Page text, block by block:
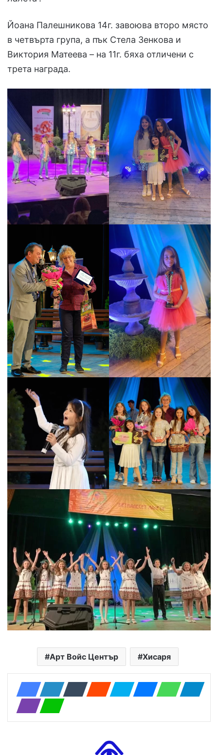
Йоана Палешникова 14г. завоюва второ място
в четвърта група, а пък Стела Зенкова и
Виктория Матеева – на 11г. бяха отличени с
трета награда.
Арт Войс Център Хисаря